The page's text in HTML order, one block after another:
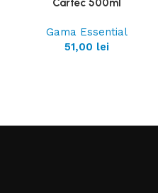
Cartec 500ml
Gama Essential
51,00 lei